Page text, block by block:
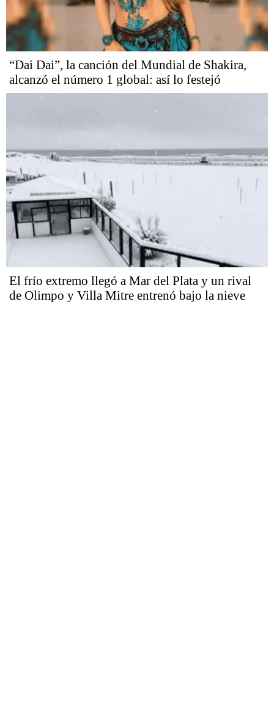
“Dai Dai”, la canción del Mundial de Shakira,
alcanzó el número 1 global: así lo festejó
El frío extremo llegó a Mar del Plata y un rival
de Olimpo y Villa Mitre entrenó bajo la nieve